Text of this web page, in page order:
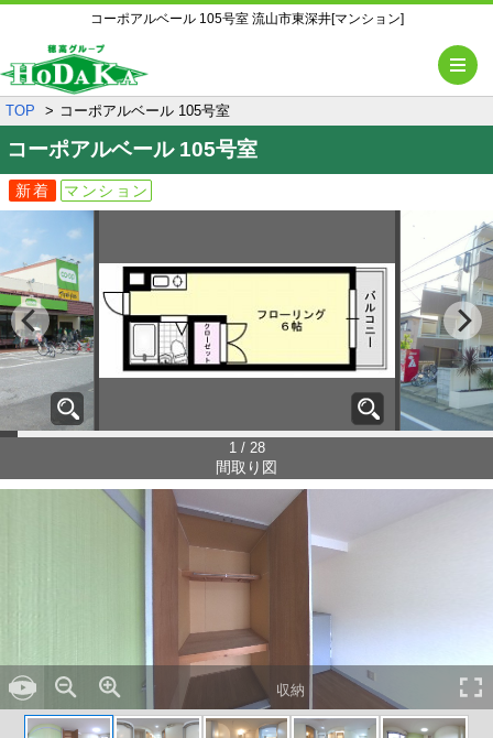
コーポアルベール 105号室 流山市東深井[マンション]
TOP コーポアルベール 105号室
コーポアルベール105号室
新着 マンション
1 / 28
間取り図
収納